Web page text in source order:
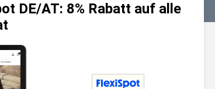
DE/AT: 8% Rabatt auf alle